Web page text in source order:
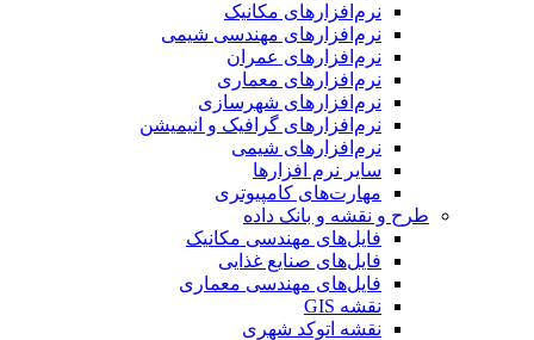
نرم‌افزارهای مکانیک
نرم‌افزارهای مهندسی شیمی
نرم‌افزارهای عمران
نرم‌افزارهای معماری
نرم‌افزارهای شهرسازی
نرم‌افزارهای گرافیک و انیمیشن
نرم‌افزارهای شیمی
سایر نرم افزارها
مهارت‌های کامپیوتری
طرح و نقشه و بانک داده
فایل‌های مهندسی مکانیک
فایل‌های صنایع غذایی
فایل‌های مهندسی معماری
نقشه GIS
نقشه اتوکد شهری